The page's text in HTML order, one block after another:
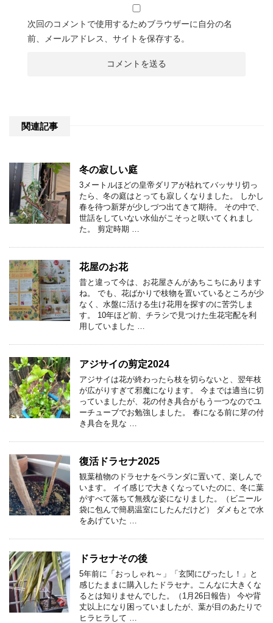
次回のコメントで使用するためブラウザーに自分の名
前、メールアドレス、サイトを保存する。
関連記事
冬の寂しい庭
3メートルほどの皇帝ダリアが枯れてバッサリ切っ
たら、冬の庭はとっても寂しくなりました。 しかし
春を待つ新芽が少しづつ出てきて期待。 その中で、
世話をしていない水仙がこそっと咲いてくれまし
た。 剪定時期 …
花屋のお花
昔と違って今は、お花屋さんがあちこちにあります
ね。 でも、花ばかりで枝物を置いているところが少
なく、水盤に活ける生け花用を探すのに苦労しま
す。 10年ほど前、チラシで見つけた生花宅配を利
用していました …
アジサイの剪定2024
アジサイは花が終わったら枝を切らないと、翌年枝
が広がりすぎて邪魔になります。 今までは適当に切
っていましたが、花の付き具合がもう一つなのでユ
ーチューブでお勉強しました。 春になる前に芽の付
き具合を見な …
復活ドラセナ2025
観葉植物のドラセナをベランダに置いて、楽しんで
います。 イイ感じで大きくなっていたのに、冬に葉
がすべて落ちて無残な姿になりました。（ビニール
袋に包んで簡易温室にしたんだけど） ダメもとで水
をあげていた …
ドラセナその後
5年前に「おっしゃれ～」「玄関にぴったし！」と
感じたままに購入したドラセナ。こんなに大きくな
るとは知りませんでした。（1月26日報告） 今や背
丈以上になり困っていましたが、葉が目のあたりで
ヒラヒラして …